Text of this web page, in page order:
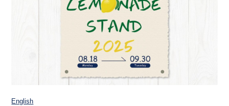
English